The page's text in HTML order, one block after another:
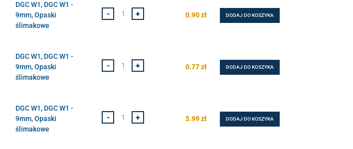
DGC W1, DGC W1 -
9mm,Opaski
ślimakowe
- + 0.90zł DODAJ DO KOSZYKA
DGC W1, DGC W1 -
9mm,Opaski
ślimakowe
- + 0.77zł DODAJ DO KOSZYKA
DGC W1, DGC W1 -
9mm,Opaski
ślimakowe
- + 5.99zł DODAJ DO KOSZYKA